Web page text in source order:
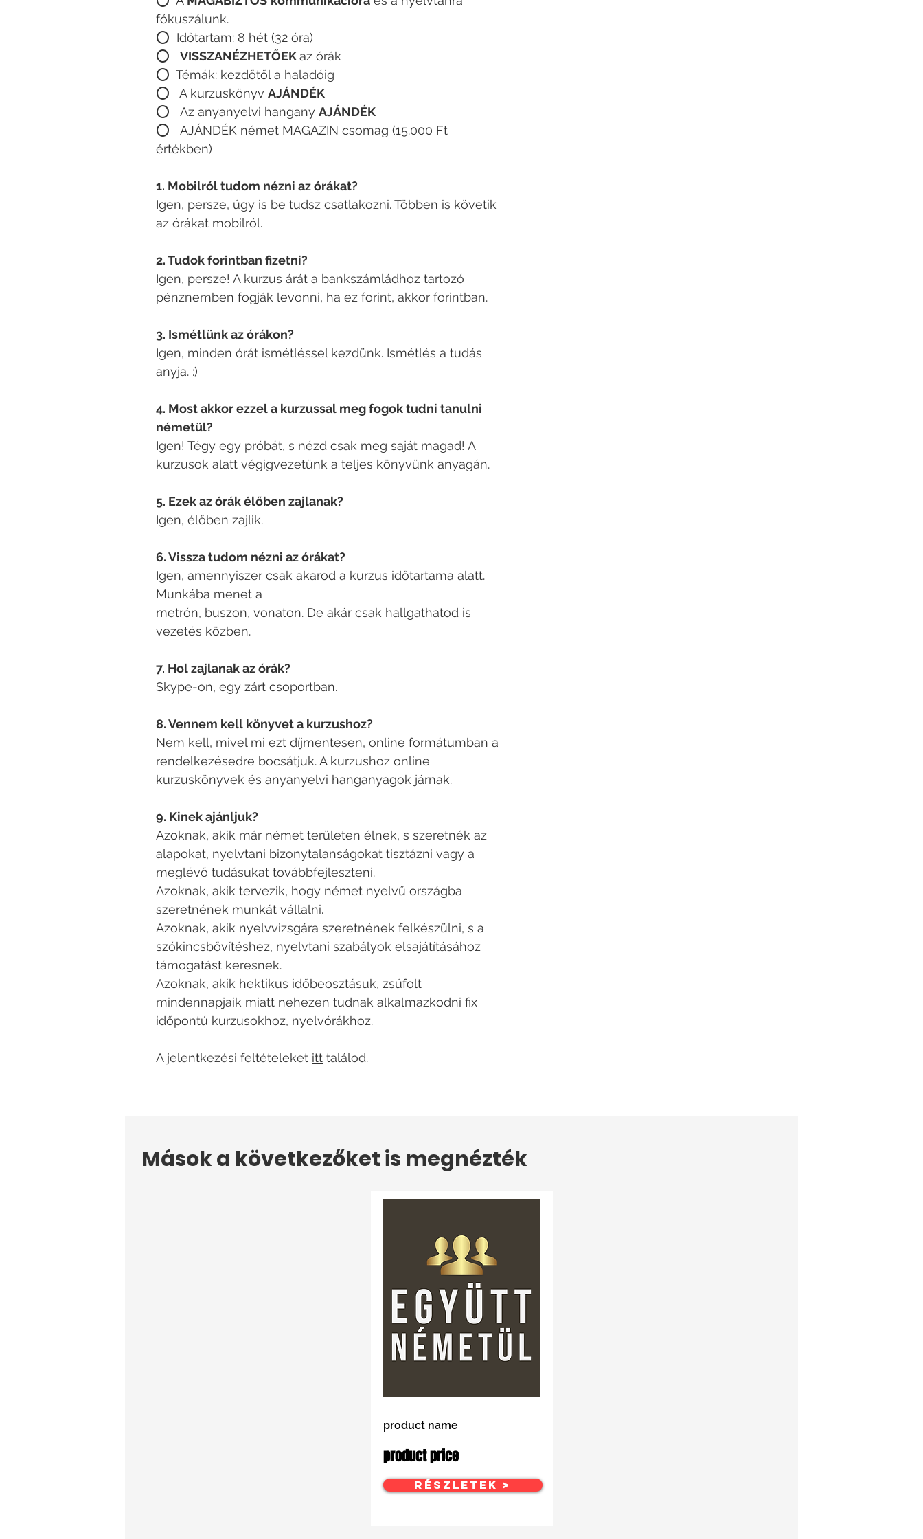
fókuszálunk.
⭕️ Időtartam: 8 hét (32 óra)
⭕️ VISSZANÉZHETŐEKaz órák
⭕️ Témák: kezdőtől a haladóig
⭕️ A kurzuskönyv AJÁNDÉK
⭕️ Az anyanyelvi hangany AJÁNDÉK
⭕️ AJÁNDÉK német MAGAZIN csomag (15.000 Ft
értékben)
1. Mobilról tudom nézni az órákat?
Igen, persze, úgy is be tudsz csatlakozni. Többen is követik
az órákat mobilról.
2. Tudok forintban fizetni?
Igen, persze! A kurzus árát a bankszámládhoz tartozó
pénznemben fogják levonni, ha ez forint, akkor forintban.
3. Ismétlünk az órákon?
Igen, minden órát ismétléssel kezdünk. Ismétlés a tudás
anyja. :)
4. Most akkor ezzel a kurzussal meg fogok tudni tanulni
németül?
Igen! Tégy egy próbát, s nézd csak meg saját magad! A
kurzusok alatt végigvezetünk a teljes könyvünk anyagán.
5. Ezek az órák élőben zajlanak?
Igen, élőben zajlik.
6. Vissza tudom nézni az órákat?
Igen, amennyiszer csak akarod a kurzus időtartama alatt.
Munkába menet a
metrón, buszon, vonaton. De akár csak hallgathatod is
vezetés közben.
7. Hol zajlanak az órák?
Skype-on, egy zárt csoportban.
8. Vennem kell könyvet a kurzushoz?
Nem kell, mivel mi ezt díjmentesen, online formátumban a
rendelkezésedre bocsátjuk. A kurzushoz online
kurzuskönyvek és anyanyelvi hanganyagok járnak.
9. Kinek ajánljuk?
Azoknak, akik már német területen élnek, s szeretnék az
alapokat, nyelvtani bizonytalanságokat tisztázni vagy a
meglévő tudásukat továbbfejleszteni.
Azoknak, akik tervezik, hogy német nyelvű országba
szeretnének munkát vállalni.
Azoknak, akik nyelvvizsgára szeretnének felkészülni, s a
szókincsbővítéshez, nyelvtani szabályok elsajátításához
támogatást keresnek.
Azoknak, akik hektikus időbeosztásuk, zsúfolt
mindennapjaik miatt nehezen tudnak alkalmazkodni fix
időpontú kurzusokhoz, nyelvórákhoz.
A jelentkezési feltételeket itt találod.
Mások a következőket is megnézték
product name
product price
Részletek >